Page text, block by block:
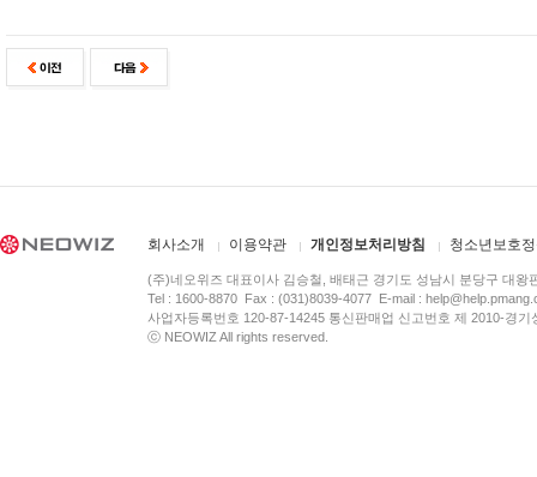
회사소개 이용약관 개인정보처리방침 청소년보호
(주)네오위즈 대표이사 김승철, 배태근 경기도 성남시 분당구 대왕
Tel : 1600-8870 Fax : (031)8039-4077 E-mail :
사업자등록번호 120-87-14245 통신판매업 신고번호 제 2010-경
ⓒ NEOWIZ All rights reserved.